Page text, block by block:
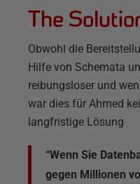
The
Obwohl die
Hilfe von Schemata
reibungsloser und
war dies für Ahmed
langfristige Lösung
“Wenn Sie
gegen Millionen